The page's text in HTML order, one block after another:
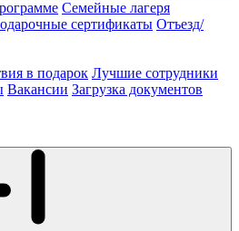
Семейные лагеря
сертификаты Отъезд/
в подарок Лучшие сотрудники
Вакансии Загрузка документов